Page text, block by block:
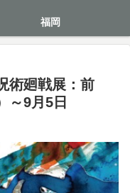
福岡
術廻戦展：前
～9月5日